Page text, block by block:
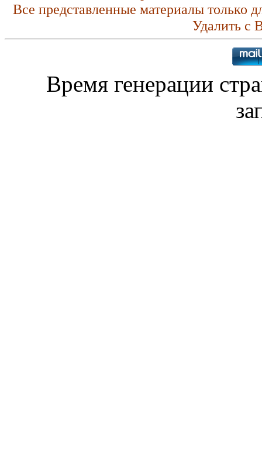
Все представленные материалы только
Удалить с
Время генерации